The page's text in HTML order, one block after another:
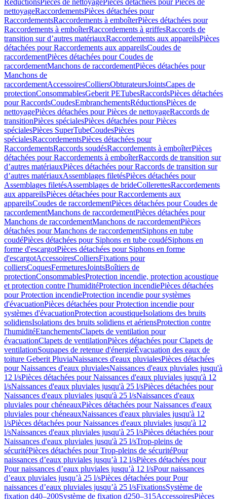
RéductionsPièces de nettoyagePièces détachées pour Pièces de
nettoyageRaccordementsPièces détachées pour
RaccordementsRaccordements à emboîterPièces détachées pour
Raccordements à emboîterRaccordements à griffesRaccords de
transition sur d’autres matériauxRaccordements aux appareilsPièces
détachées pour Raccordements aux appareilsCoudes de
raccordementPièces détachées pour Coudes de
raccordementManchons de raccordementPièces détachées pour
Manchons de
raccordementAccessoiresColliersObturateursJointsCapes de
protectionConsommablesGeberit PETubesRaccordsPièces détachées
pour RaccordsCoudesEmbranchementsRéductionsPièces de
nettoyagePièces détachées pour Pièces de nettoyageRaccords de
transitionPièces spécialesPièces détachées pour Pièces
spécialesPièces SuperTubeCoudesPièces
spécialesRaccordementsPièces détachées pour
RaccordementsRaccords soudésRaccordements à emboîterPièces
détachées pour Raccordements à emboîterRaccords de transition sur
d’autres matériauxPièces détachées pour Raccords de transition sur
d’autres matériauxAssemblages filetésPièces détachées pour
Assemblages filetésAssemblages de brideCollerettesRaccordements
aux appareilsPièces détachées pour Raccordements aux
appareilsCoudes de raccordementPièces détachées pour Coudes de
raccordementManchons de raccordementPièces détachées pour
Manchons de raccordementManchons de raccordementPièces
détachées pour Manchons de raccordementSiphons en tube
coudéPièces détachées pour Siphons en tube coudéSiphons en
forme d'escargotPièces détachées pour Siphons en forme
d'escargotAccessoiresColliersFixations pour
colliersCoquesFermeturesJointsBoîtiers de
protectionConsommablesProtection incendie, protection acoustique
et protection contre l'humiditéProtection incendiePièces détachées
pour Protection incendieProtection incendie pour systèmes
d'évacuationPièces détachées pour Protection incendie pour
systèmes d'évacuationProtection acoustiqueIsolations des bruits
solidiensIsolations des bruits solidiens et aériensProtection contre
l'humiditéEtanchementsClapets de ventilation pour
évacuationClapets de ventilationPièces détachées pour Clapets de
ventilationSoupapes de retenue d'énergieÉvacuation des eaux de
toiture Geberit PluviaNaissances d'eaux pluvialesPièces détachées
pour Naissances d'eaux pluvialesNaissances d'eaux pluviales jusqu'à
12 l/sPièces détachées pour Naissances d'eaux pluviales jusqu'à 12
l/sNaissances d'eaux pluviales jusqu'à 25 l/sPièces détachées pour
Naissances d'eaux pluviales jusqu'à 25 l/sNaissances d'eaux
pluviales pour chéneauxPièces détachées pour Naissances d'eaux
pluviales pour chéneauxNaissances d'eaux pluviales jusqu'à 12
l/sPièces détachées pour Naissances d'eaux pluviales jusqu'à 12
l/sNaissances d'eaux pluviales jusqu'à 25 l/sPièces détachées pour
Naissances d'eaux pluviales jusqu'à 25 l/sTrop-pleins de
sécuritéPièces détachées pour Trop-pleins de sécuritéPour
naissances d’eaux pluviales jusqu’à 12 l/sPièces détachées pour
Pour naissances d’eaux pluviales jusqu’à 12 l/sPour naissances
d’eaux pluviales jusqu’à 25 l/sPièces détachées pour Pour
naissances d’eaux pluviales jusqu’à 25 l/sFixationsSystème de
fixation d40–200Système de fixation d250–315AccessoiresPièces